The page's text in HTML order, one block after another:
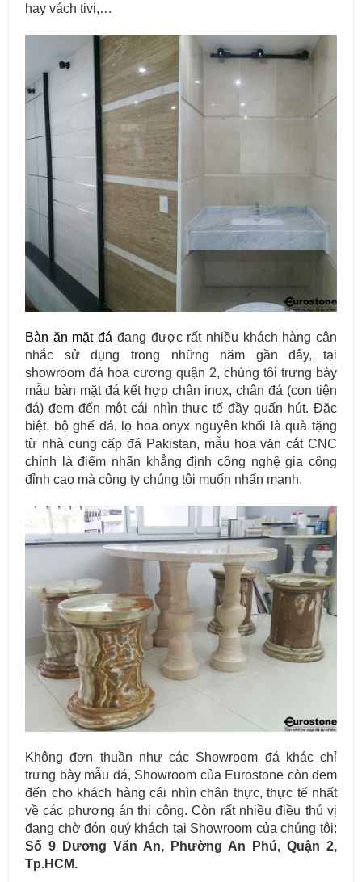
hay vách tivi,…
Bàn ăn mặt đá đang được rất nhiều khách hàng cân
nhắc sử dụng trong những năm gần đây, tại
showroom đá hoa cương quận 2, chúng tôi trưng bày
mẫu bàn mặt đá kết hợp chân inox, chân đá (con tiện
đá) đem đến một cái nhìn thực tế đầy quấn hút. Đặc
biệt, bộ ghế đá, lọ hoa onyx nguyên khối là quà tặng
từ nhà cung cấp đá Pakistan, mẫu hoa văn cắt CNC
chính là điểm nhấn khẳng định công nghệ gia công
đỉnh cao mà công ty chúng tôi muốn nhấn mạnh.
Không đơn thuần như các Showroom đá khác chỉ
trưng bày mẫu đá, Showroom của Eurostone còn đem
đến cho khách hàng cái nhìn chân thực, thực tế nhất
về các phương án thi công. Còn rất nhiều điều thú vị
đang chờ đón quý khách tại Showroom của chúng tôi:
Số 9 Dương Văn An, Phường An Phú, Quận 2,
Tp.HCM.
thân yêu của bạn.
Cung cấp & thi công đá ốp cầu thang máy cho các công trình.